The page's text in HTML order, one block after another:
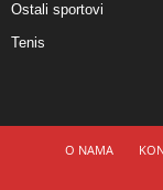
Ostali sportovi
Tenis
O NAMA